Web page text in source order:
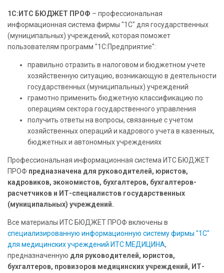
1С:ИТС БЮДЖЕТ ПРОФ – профессиональная
информационная система фирмы "1С" для государственных
(муниципальных) учреждений, которая поможет
пользователям программ "1С:Предприятие":
правильно отразить в налоговом и бюджетном учете
хозяйственную ситуацию, возникающую в деятельности
государственных (муниципальных) учреждений
грамотно применить бюджетную классификацию по
операциям сектора государственного управления
получить ответы на вопросы, связанные с учетом
хозяйственных операций и кадрового учета в казенных,
бюджетных и автономных учреждениях
Профессиональная информационная система ИТС БЮДЖЕТ
ПРОФ предназначена для руководителей, юристов,
кадровиков, экономистов, бухгалтеров, бухгалтеров-
расчетчиков и ИТ-специалистов государственных
(муниципальных) учреждений.
Все материалы ИТС БЮДЖЕТ ПРОФ включены в
специализированную информационную систему фирмы "1С"
для медицинских учреждений ИТС МЕДИЦИНА,
предназначенную для руководителей, юристов,
бухгалтеров, провизоров медицинских учреждений, ИТ-